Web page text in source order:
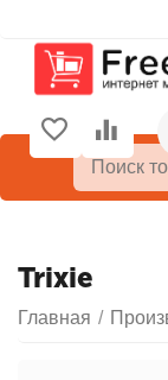
Trixie
Главная /